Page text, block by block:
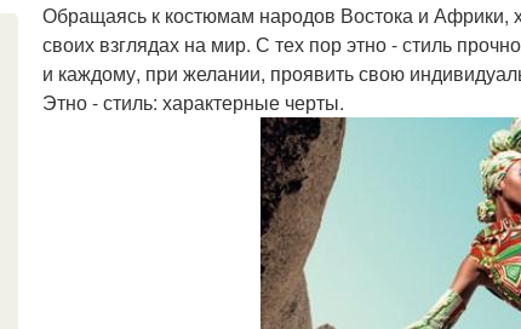
Обращаясь к костюмам народов Востока и Африки,
своих взглядах на мир. С тех пор этно - стиль
и каждому, при желании, проявить свою
Этно - стиль: характерные черты.